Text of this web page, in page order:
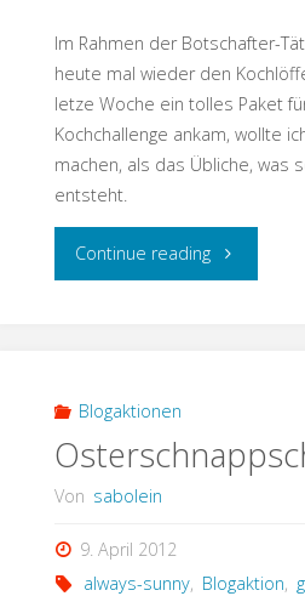
Im Rahmen der Botschafter-
heute mal wieder den
letze Woche ein tolles Paket
Kochchallenge ankam, wollte
machen, als das Übliche, was
entsteht.
Continue reading"Lachs
Blogaktionen
Von sabolein
9. April 2012
always-sunny, Blogaktion,